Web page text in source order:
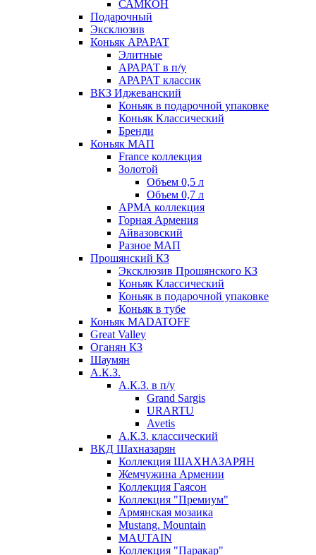
САМКОН
Подарочный
Эксклюзив
Коньяк АРАРАТ
Элитные
АРАРАТ в п/у
АРАРАТ классик
ВКЗ Иджеванский
Коньяк в подарочной упаковке
Коньяк Классический
Бренди
Коньяк МАП
France коллекция
Золотой
Объем 0,5 л
Объем 0,7 л
АРМА коллекция
Горная Армения
Айвазовский
Разное МАП
Прошянский КЗ
Эксклюзив Прошянского КЗ
Коньяк Классический
Коньяк в подарочной упаковке
Коньяк в тубе
Коньяк MADATOFF
Great Valley
Оганян КЗ
Шаумян
А.К.З.
А.К.З. в п/у
Grand Sargis
URARTU
Avetis
А.К.З. классический
ВКД Шахназарян
Коллекция ШАХНАЗАРЯН
Жемчужина Армении
Коллекция Гаясон
Коллекция "Премиум"
Армянская мозаика
Mustang. Mountain
MAUTAIN
Коллекция "Паракар"